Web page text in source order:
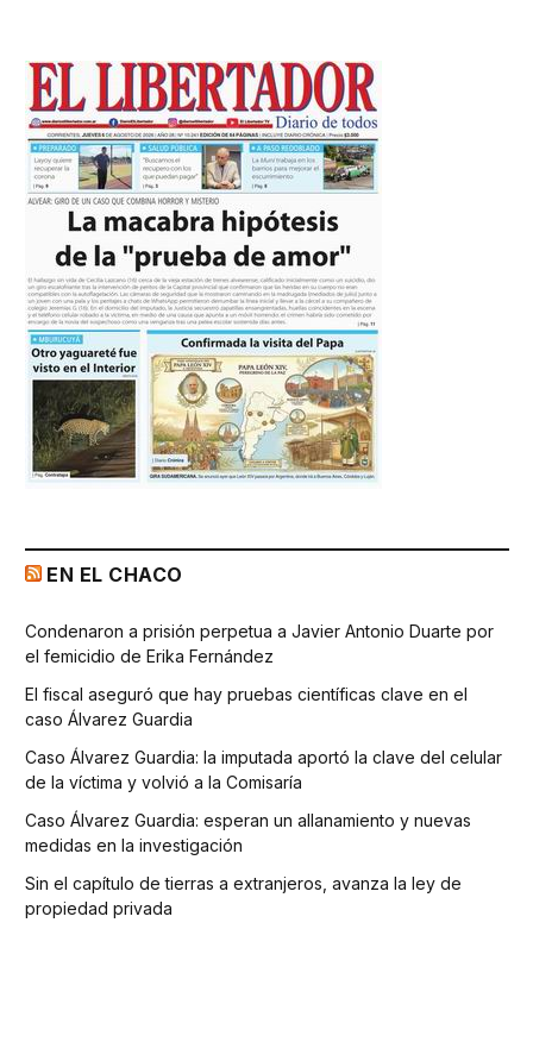
EN EL CHACO
Condenaron a prisión perpetua a Javier Antonio Duarte por
el femicidio de Erika Fernández
El fiscal aseguró que hay pruebas científicas clave en el
caso Álvarez Guardia
Caso Álvarez Guardia: la imputada aportó la clave del celular
de la víctima y volvió a la Comisaría
Caso Álvarez Guardia: esperan un allanamiento y nuevas
medidas en la investigación
Sin el capítulo de tierras a extranjeros, avanza la ley de
propiedad privada